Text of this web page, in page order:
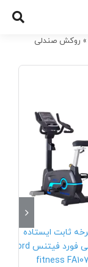
» روکش صندلی
ثابت ایستاده
باشگاهی فورد فیتنس Ford
fitness FA107